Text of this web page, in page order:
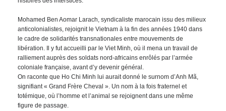
Mohamed Ben Aomar Larach, syndicaliste marocain issu des milieux
anticolonialistes, rejoignit le Vietnam à la fin des années 1940 dans
le cadre de solidarités transnationales entre mouvements de
libération. Il y fut accueilli par le Viet Minh, où il mena un travail de
ralliement auprès des soldats nord-africains enrôlés par l’armée
coloniale française, avant d’y devenir général.
On raconte que Ho Chi Minh lui aurait donné le surnom d’Anh Mã,
signifiant « Grand Frère Cheval ». Un nom à la fois fraternel et
totémique, où l’homme et l’animal se rejoignent dans une même
figure de passage.